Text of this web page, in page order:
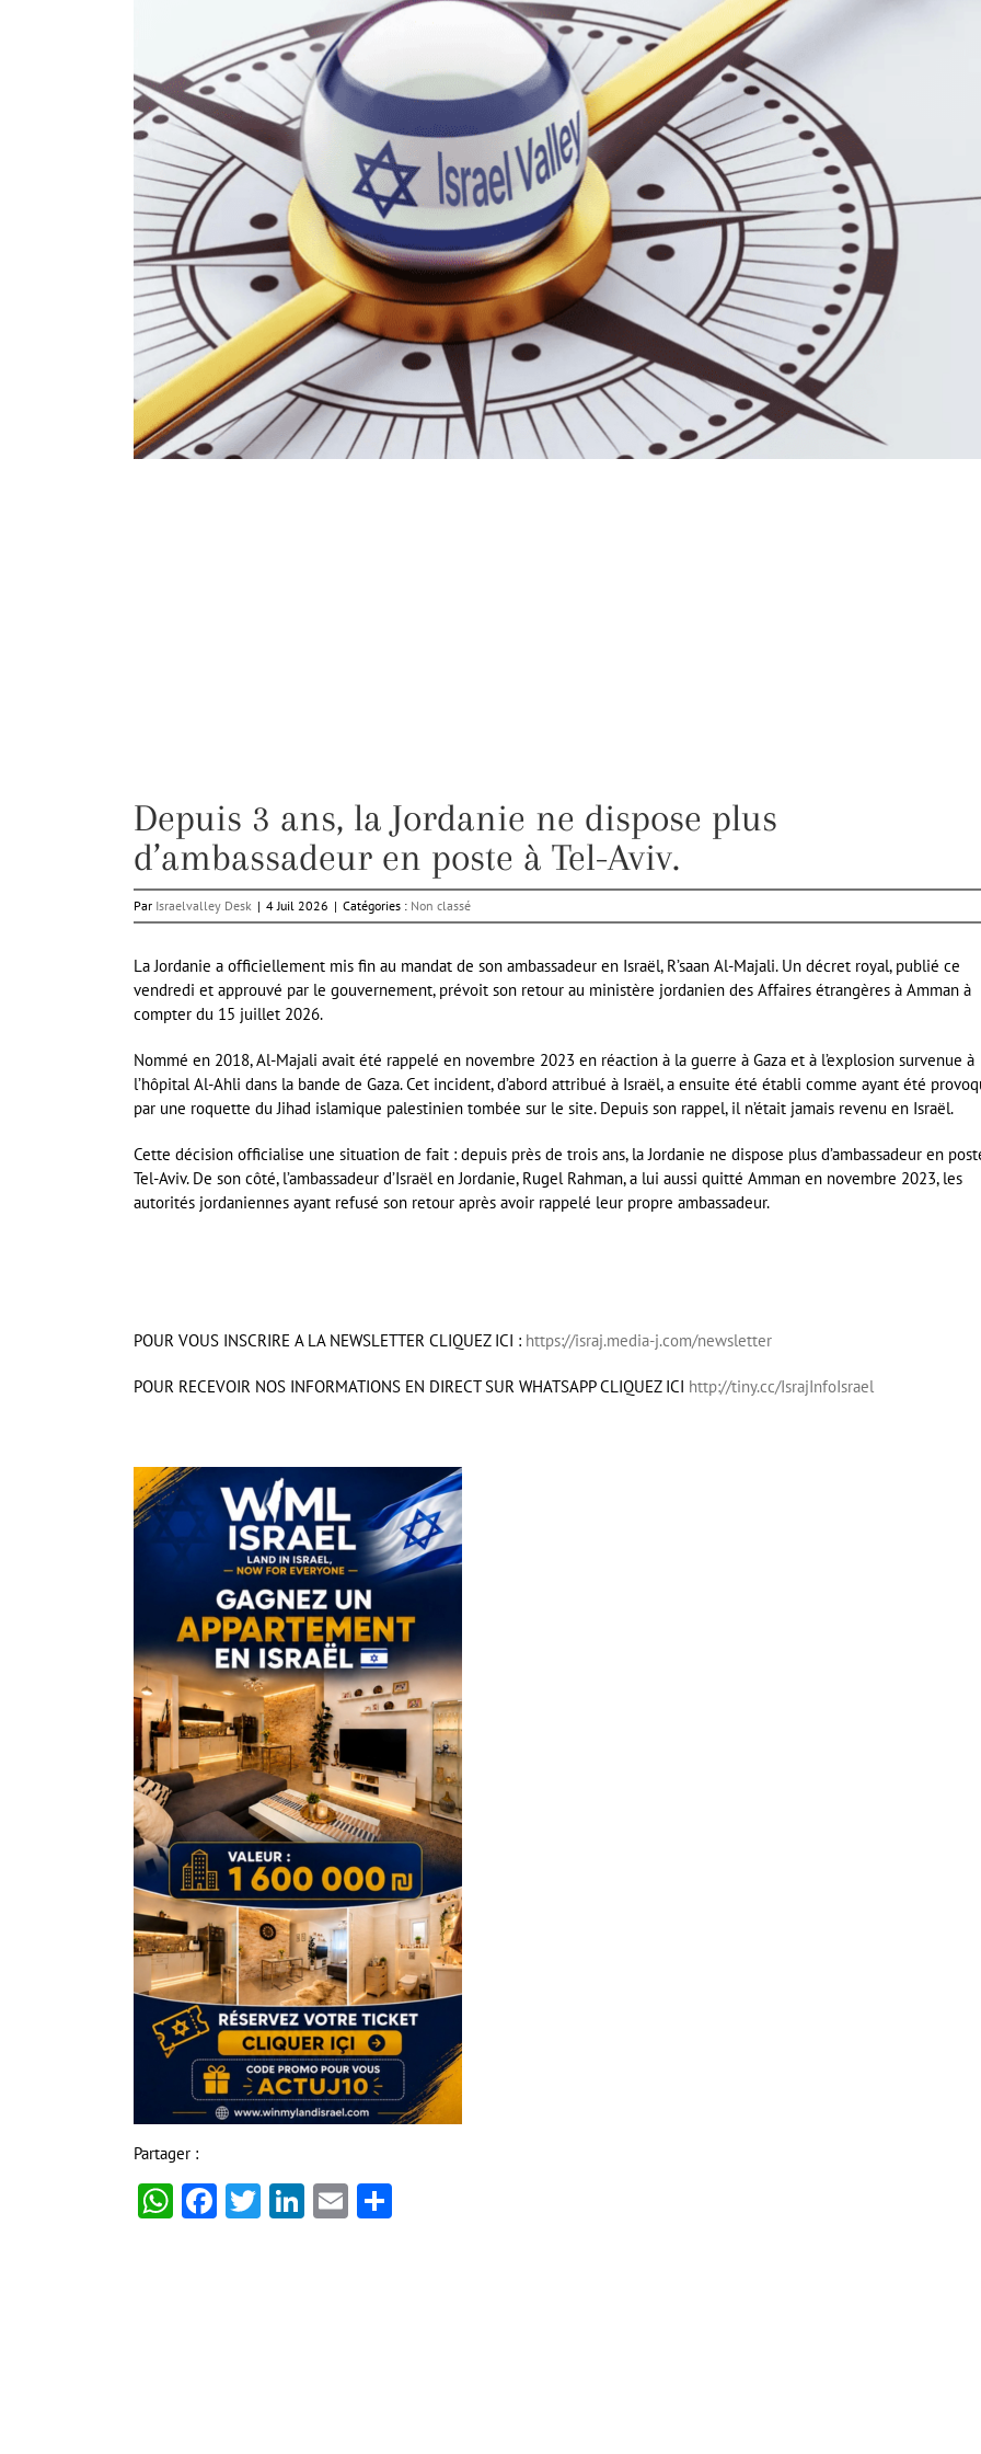
Depuis 3 ans, la Jordanie ne dispose plus
d’ambassadeur en poste à Tel-Aviv.
Par Israelvalley Desk | 4 Juil 2026 | Catégories : Non classé
La Jordanie a officiellement mis fin au mandat de son ambassadeur en Israël, R’saan Al-Majali. Un décret royal, publié ce
vendredi et approuvé par le gouvernement, prévoit son retour au ministère jordanien des Affaires étrangères à Amman à
compter du 15 juillet 2026.
Nommé en 2018, Al-Majali avait été rappelé en novembre 2023 en réaction à la guerre à Gaza et à l’explosion survenue à
l’hôpital Al-Ahli dans la bande de Gaza. Cet incident, d’abord attribué à Israël, a ensuite été établi comme ayant été
par une roquette du Jihad islamique palestinien tombée sur le site. Depuis son rappel, il n’était jamais revenu en Israël.
Cette décision officialise une situation de fait : depuis près de trois ans, la Jordanie ne dispose plus d’ambassadeur en
Tel-Aviv. De son côté, l’ambassadeur d’Israël en Jordanie, Rugel Rahman, a lui aussi quitté Amman en novembre 2023, les
autorités jordaniennes ayant refusé son retour après avoir rappelé leur propre ambassadeur.
POUR VOUS INSCRIRE A LA NEWSLETTER CLIQUEZ ICI : https://israj.media-j.com/newsletter
POUR RECEVOIR NOS INFORMATIONS EN DIRECT SUR WHATSAPP CLIQUEZ ICI http://tiny.cc/IsrajInfoIsrael
Partager :
WhatsApp
Facebook
Twitter
LinkedIn
Email